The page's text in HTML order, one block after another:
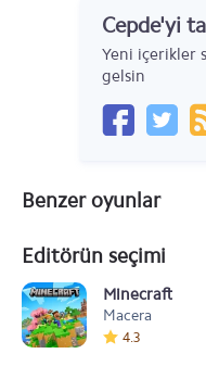
Cepde'yi
Yeni içerikler
gelsin
Benzer oyunlar
Editörün seçimi
Minecraft
Macera
4.3